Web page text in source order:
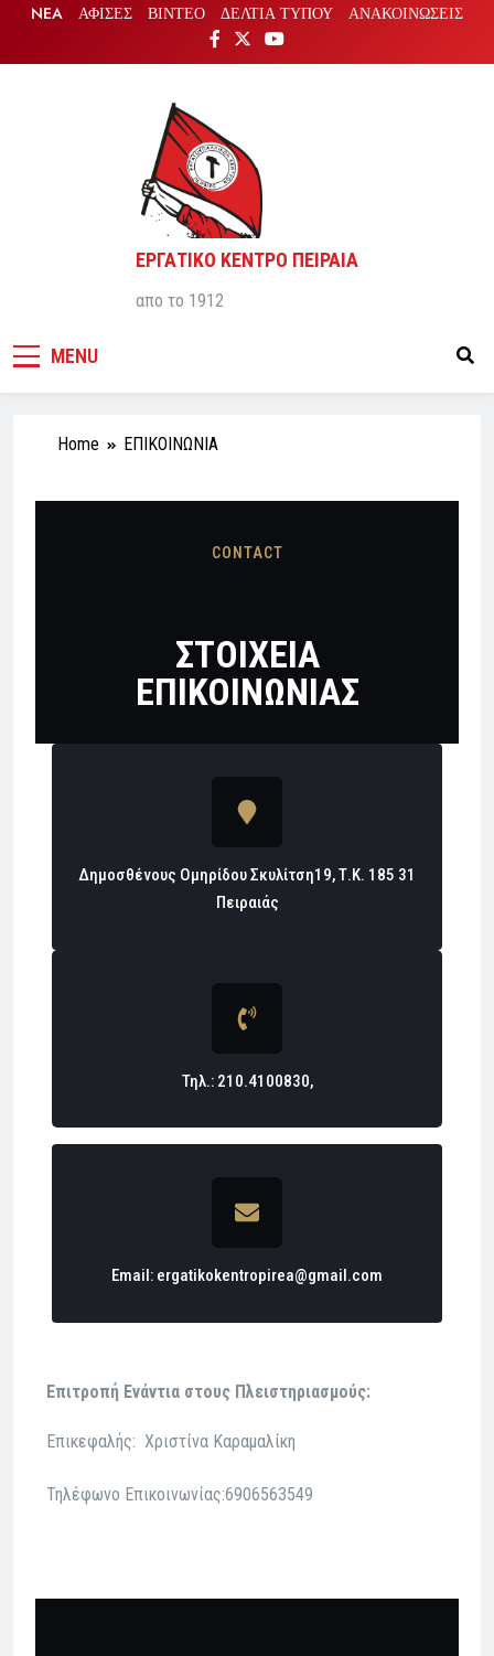
NEA ΑΦΙΣΕΣ ΒΙΝΤΕΟ ΔΕΛΤΙΑ ΤΥΠΟΥ ΑΝΑΚΟΙΝΩΣΕΙΣ
ΕΡΓΑΤΙΚΟ ΚΕΝΤΡΟ ΠΕΙΡΑΙΑ
απο το 1912
MENU
Home ΕΠΙΚΟΙΝΩΝΙΑ
CONTACT
ΣΤΟΙΧΕΙΑ
ΕΠΙΚΟΙΝΩΝΙΑΣ
Δημοσθένους Ομηρίδου Σκυλίτση19, Τ.Κ. 185 31
Πειραιάς
Τηλ.: 210.4100830,
Email: ergatikokentropirea@gmail.com
Eπιτροπή Ενάντια στους Πλειστηριασμούς:
Επικεφαλής: Χριστίνα Καραμαλίκη
Τηλέφωνο Επικοινωνίας:6906563549